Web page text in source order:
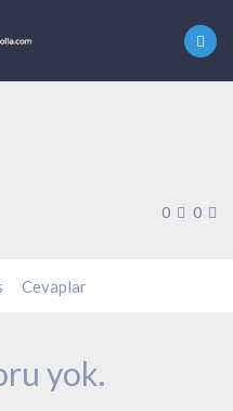
0 0
Cevaplar
yok.